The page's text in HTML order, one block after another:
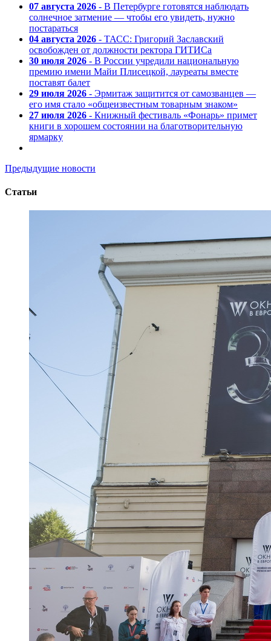
07 августа 2026 - В Петербурге готовятся наблюдать
солнечное затмение — чтобы его увидеть, нужно
постараться
04 августа 2026 - ТАСС: Григорий Заславский
освобожден от должности ректора ГИТИСа
30 июля 2026 - В России учредили национальную
премию имени Майи Плисецкой, лауреаты вместе
поставят балет
29 июля 2026 - Эрмитаж защитится от самозванцев —
его имя стало «общеизвестным товарным знаком»
27 июля 2026 - Книжный фестиваль «Фонарь» примет
книги в хорошем состоянии на благотворительную
ярмарку
Предыдущие новости
Статьи